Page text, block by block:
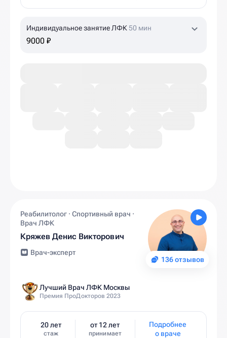
Индивидуальное занятие ЛФК 50 мин
9000 ₽
136 отзывов
Реабилитолог · Спортивный врач ·
Врач ЛФК
Кряжев Денис Викторович
Врач-эксперт
Лучший Врач ЛФК Москвы
Премия ПроДокторов 2023
20 лет
стаж
от 12 лет
принимает
Подробнее
о враче